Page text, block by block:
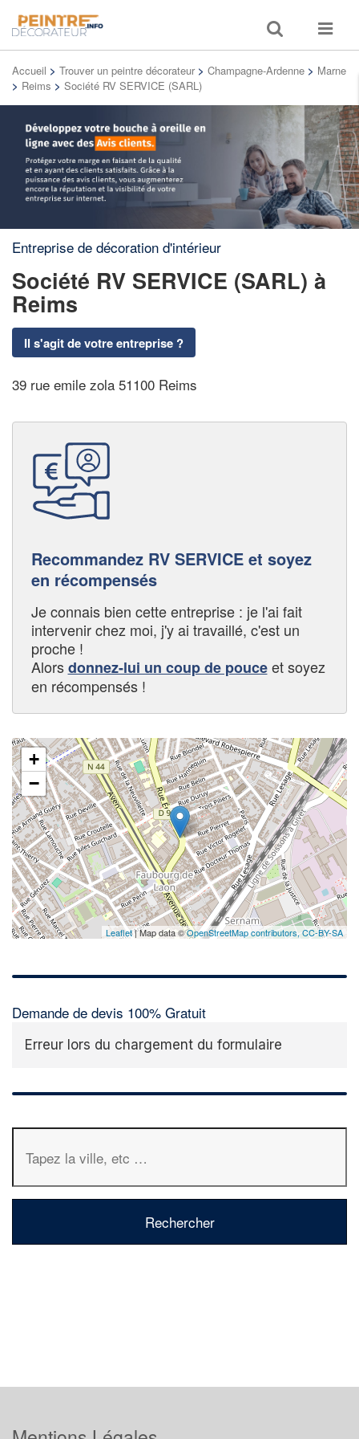
Toggle
search
Toggle
Accueil > Trouver un peintre décorateur > Champagne-Ardenne > Marne
> Reims > Société RV SERVICE (SARL)
Entreprise de décoration d'intérieur
Société RV SERVICE (SARL) à
Reims
Il s'agit de votre entreprise ?
39 rue emile zola 51100 Reims
Recommandez RV SERVICE et soyez
en récompensés
Je connais bien cette entreprise : je l'ai fait
intervenir chez moi, j'y ai travaillé, c'est un
proche !
Alorsdonnez-lui un coup de pouceet soyez
en récompensés !
+
−
Leaflet| Map data ©OpenStreetMap contributors, CC-BY-SA
Demande de devis 100% Gratuit
Erreur lors du chargement du formulaire